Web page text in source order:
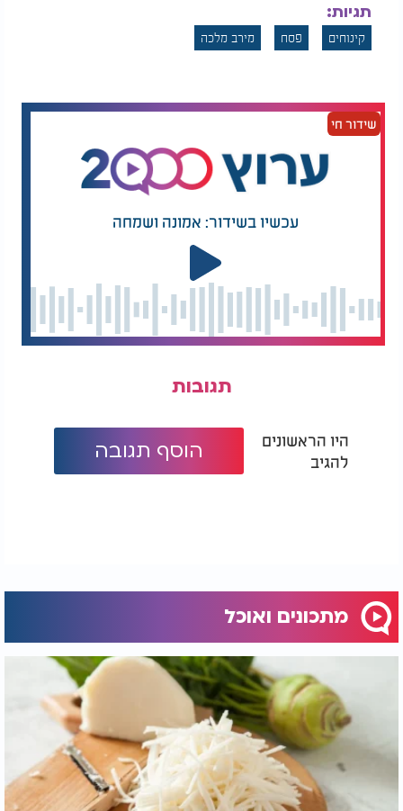
במשך 15 דקות, עד להזהבה קלה.
לצנן ולפורר.
פירורים.
בהצלחה!
תגיות:
קינוחים פסח מירב מלכה
שידור חי
עכשיו בשידור: אמונה ושמחה
תגובות
היו הראשונים
להגיב
הוסף תגובה
מתכונים ואוכל